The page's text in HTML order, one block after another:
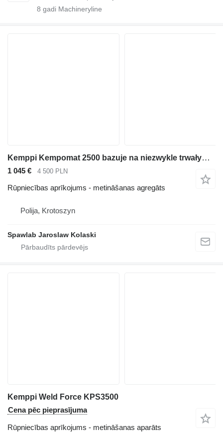
8 gadi Machineryline
Kemppi Kempomat 2500 bazuje na niezwykle trwałym transformatorze i ukła
1 045 € 4 500 PLN
Rūpniecības aprīkojums - metināšanas agregāts
Polija, Krotoszyn
Spawlab Jaroslaw Kolaski
Kemppi Weld Force KPS3500
Cena pēc pieprasījuma
Rūpniecības aprīkojums - metināšanas aparāts